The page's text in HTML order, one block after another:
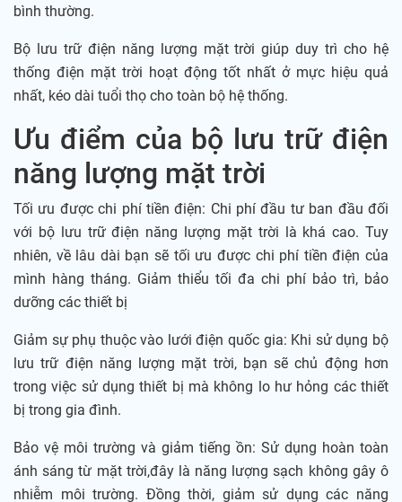
bình thường.
Bộ lưu trữ điện năng lượng mặt trời giúp duy trì cho hệ
thống điện mặt trời hoạt động tốt nhất ở mực hiệu quả
nhất, kéo dài tuổi thọ cho toàn bộ hệ thống.
Ưu điểm của bộ lưu trữ điện
năng lượng mặt trời
Tối ưu được chi phí tiền điện: Chi phí đầu tư ban đầu đối
với bộ lưu trữ điện năng lượng mặt trời là khá cao. Tuy
nhiên, về lâu dài bạn sẽ tối ưu được chi phí tiền điện của
mình hàng tháng. Giảm thiểu tối đa chi phí bảo trì, bảo
dưỡng các thiết bị
Giảm sự phụ thuộc vào lưới điện quốc gia: Khi sử dụng bộ
lưu trữ điện năng lượng mặt trời, bạn sẽ chủ động hơn
trong việc sử dụng thiết bị mà không lo hư hỏng các thiết
bị trong gia đình.
Bảo vệ môi trường và giảm tiếng ồn: Sử dụng hoàn toàn
ánh sáng từ mặt trời,đây là năng lượng sạch không gây ô
nhiễm môi trường. Đồng thời, giảm sử dụng các năng